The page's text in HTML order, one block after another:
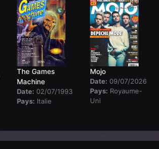
The Games
Machine
Date: 02/07/1993
Pays: Italie
Mojo
Date: 09/07/2026
Pays: Royaume-
Uni